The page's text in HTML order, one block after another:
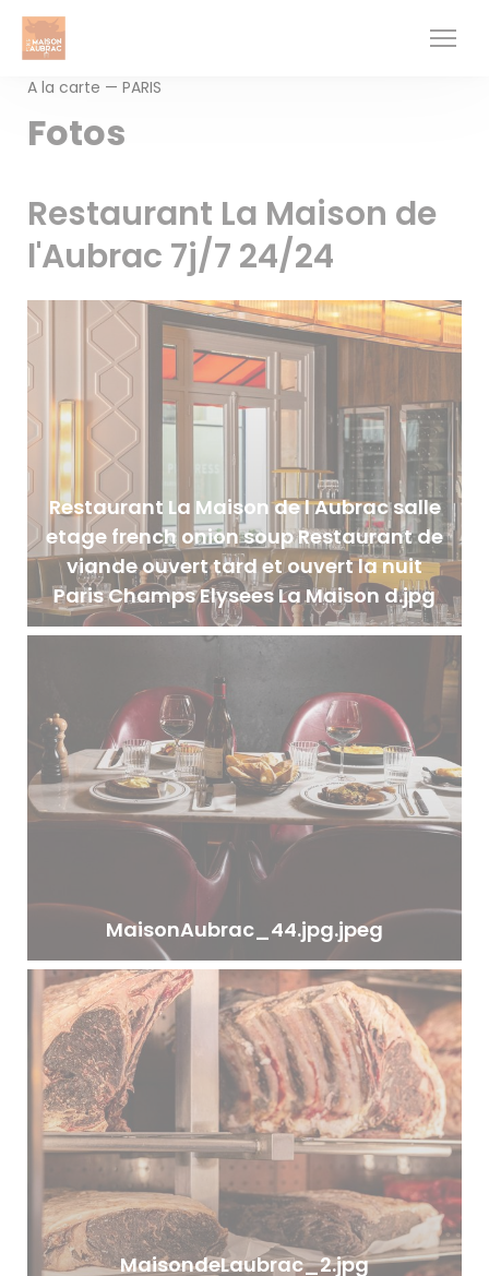
CCookie-styringspanel
A la carte — PARIS
Fotos
Restaurant La Maison de
l'Aubrac 7j/7 24/24
Restaurant La Maison de l Aubrac salle
etage french onion soup Restaurant de
viande ouvert tard et ouvert la nuit
Paris Champs Elysees La Maison d.jpg
MaisonAubrac_44.jpg.jpeg
MaisondeLaubrac_2.jpg